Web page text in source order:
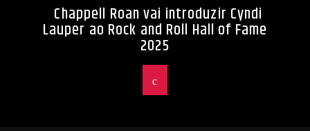
Chappell Roan vai introduzir Cyndi
Lauper ao Rock and Roll Hall of Fame
2025